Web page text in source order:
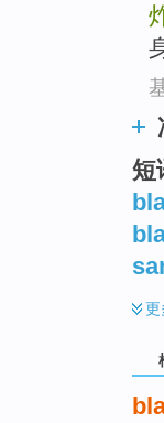
短
更